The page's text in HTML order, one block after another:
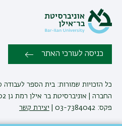
כניסה לעורכי האתר
כל הזכויות שמורות: בית הספר
פקס: 03-7384042 |
יצירת קשר